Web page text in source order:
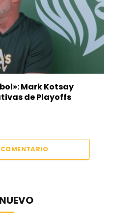
Mark Kotsay
de Playoffs